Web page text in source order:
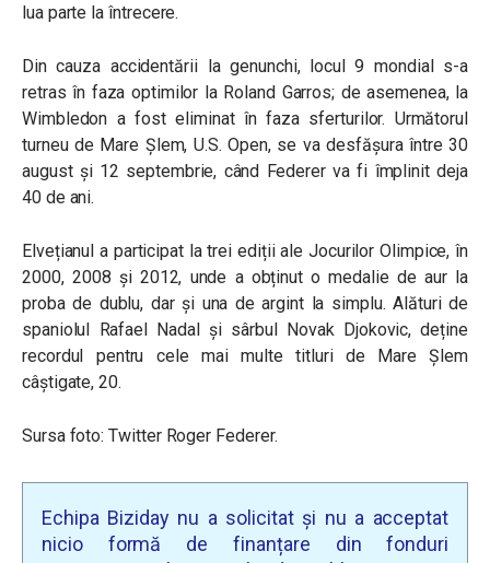
lua parte la întrecere.
Din cauza accidentării la genunchi, locul 9 mondial s-a
retras în faza optimilor la Roland Garros; de asemenea, la
Wimbledon a fost eliminat în faza sferturilor. Următorul
turneu de Mare Șlem, U.S. Open, se va desfășura între 30
august și 12 septembrie, când Federer va fi împlinit deja
40 de ani.
Elvețianul a participat la trei ediții ale Jocurilor Olimpice, în
2000, 2008 și 2012, unde a obținut o medalie de aur la
proba de dublu, dar și una de argint la simplu. Alături de
spaniolul Rafael Nadal și sârbul Novak Djokovic, deține
recordul pentru cele mai multe titluri de Mare Șlem
câștigate, 20.
Sursa foto: Twitter Roger Federer.
Echipa Biziday nu a solicitat și nu a acceptat
nicio formă de finanțare din fonduri